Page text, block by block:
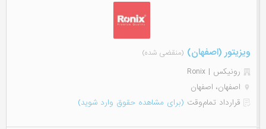
ویزیتور (اصفهان) (منقضی شده)
رونیکس | Ronix
اصفهان، اصفهان
قرارداد تمام‌وقت (برای مشاهده حقوق وارد شوید)